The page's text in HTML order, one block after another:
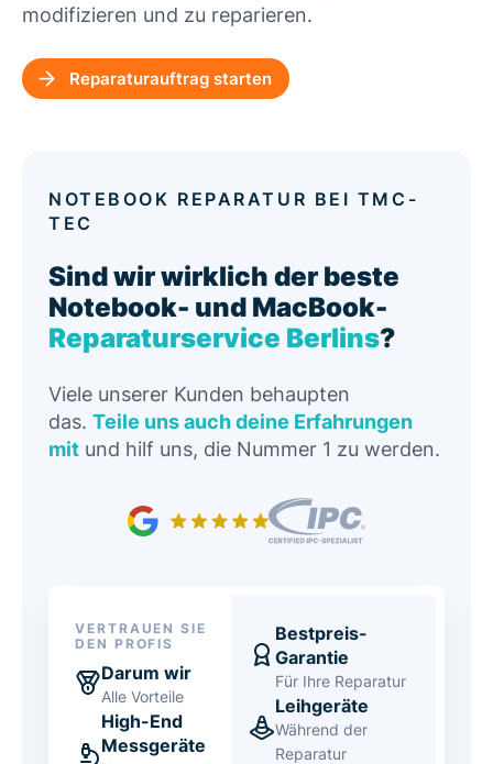
modifizieren und zu reparieren.
Reparaturauftrag starten
NOTEBOOK REPARATUR BEI TMC-
TEC
Sind wir wirklich der beste
Notebook- und MacBook-
Reparaturservice Berlins?
Viele unserer Kunden behaupten
das. Teile uns auch deine Erfahrungen
mit und hilf uns, die Nummer 1 zu werden.
VERTRAUEN SIE
DEN PROFIS
Darum wir
Alle Vorteile
High-End
Messgeräte
Bestpreis-
Garantie
Für Ihre Reparatur
Leihgeräte
Während der
Reparatur